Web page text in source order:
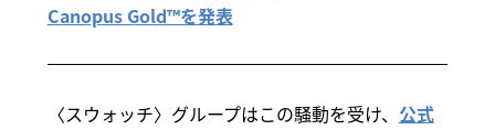
Canopus Gold™を発表
〈スウォッチ〉グループはこの騒動を受け、 公式